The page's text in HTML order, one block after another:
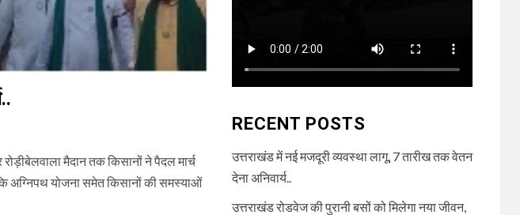
मैदान तक किसानों ने पैदल मार्च
अग्निपथ योजना समेत किसानों की समस्याओं
RECENT POSTS
उत्तराखंड में नई मजदूरी व्यवस्था लागू, 7 तारीख तक वेतन
देना अनिवार्य..
उत्तराखंड रोडवेज की पुरानी बसों को मिलेगा नया जीवन,